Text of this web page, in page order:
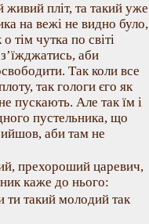
живий пліт, та такий уже
на вежі не видно було,
тім чутка по світі
аби
Так коли все
так гологи єго як
пускають. Але так їм і
пустельника, що
аби там не
прехороший царевич,
каже до нього:
ти такий молодий так